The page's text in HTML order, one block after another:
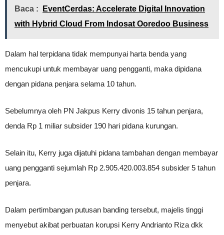
Baca :
EventCerdas: Accelerate Digital Innovation
with Hybrid Cloud From Indosat Ooredoo Business
Dalam hal terpidana tidak mempunyai harta benda yang
mencukupi untuk membayar uang pengganti, maka dipidana
dengan pidana penjara selama 10 tahun.
Sebelumnya oleh PN Jakpus Kerry divonis 15 tahun penjara,
denda Rp 1 miliar subsider 190 hari pidana kurungan.
Selain itu, Kerry juga dijatuhi pidana tambahan dengan membayar
uang pengganti sejumlah Rp 2.905.420.003.854 subsider 5 tahun
penjara.
Dalam pertimbangan putusan banding tersebut, majelis tinggi
menyebut akibat perbuatan korupsi Kerry Andrianto Riza dkk